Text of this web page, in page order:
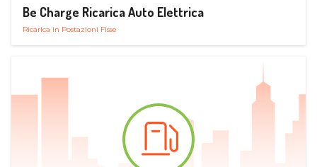
Be Charge Ricarica Auto Elettrica
Ricarica in Postazioni Fisse